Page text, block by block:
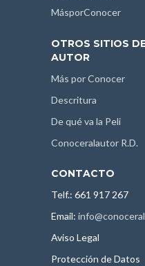
MásporConocer
OTROS SITIOS
AUTOR
Más por Conocer
Descritura
De qué va la Peli
Conoceralautor R.D.
CONTACTO
Telf.: 661 917 267
Email:
Aviso Legal
Protección de Datos